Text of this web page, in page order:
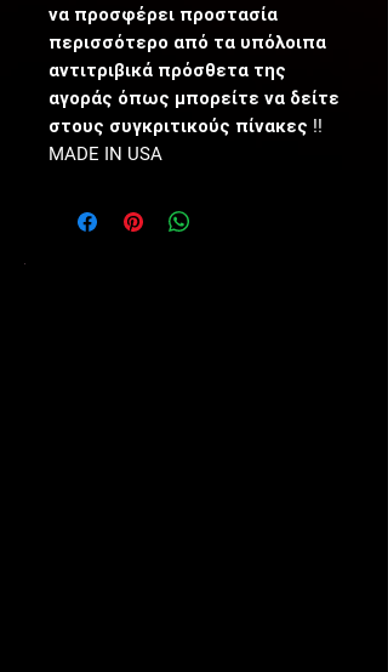
να προσφέρει προστασία
περισσότερο από τα υπόλοιπα
αντιτριβικά πρόσθετα της
αγοράς όπως μπορείτε να δείτε
στους συγκριτικούς πίνακες !!
MADE IN USA